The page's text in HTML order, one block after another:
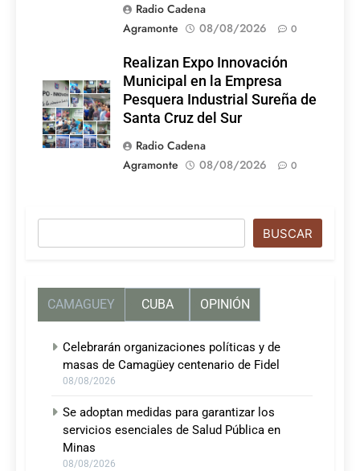
Radio Cadena
Agramonte
08/08/2026 0
Realizan Expo Innovación
Municipal en la Empresa
Pesquera Industrial Sureña de
Santa Cruz del Sur
Radio Cadena
Agramonte
08/08/2026 0
BUSCAR
CAMAGUEY CUBA OPINIÓN
Celebrarán organizaciones políticas y de
masas de Camagüey centenario de Fidel
08/08/2026
Se adoptan medidas para garantizar los
servicios esenciales de Salud Pública en
Minas
08/08/2026